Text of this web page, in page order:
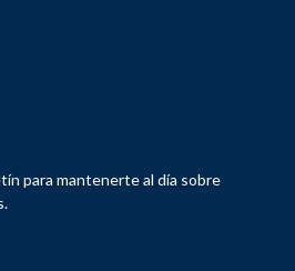
para mantenerte al día sobre